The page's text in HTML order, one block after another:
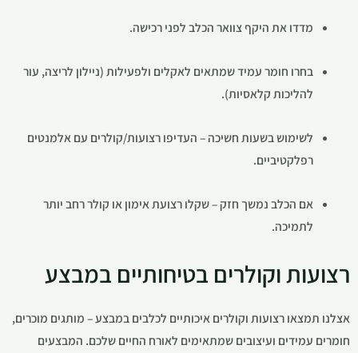
מדדו את היקף צוואר הכלב לפני רכישה.
בחרו חומר עמיד שמתאים לאקלים ולפעילות (ניילון לריצה, עור
להליכות קלאסיות).
לשימוש בשעות חשיכה – העדיפו רצועות/קולרים עם אלמנטים
רפלקטיביים.
אם הכלב נמשך חזק – שקלו רצועת אימון או קולר רחב יותר
לתמיכה.
רצועות וקולרים בטיחותיים במבצע
אצלנו תמצאו רצועות וקולרים איכותיים לכלבים במבצע – מותגים מוכרים,
חומרים עמידים ועיצובים שמתאימים לאורח החיים שלכם. המבצעים